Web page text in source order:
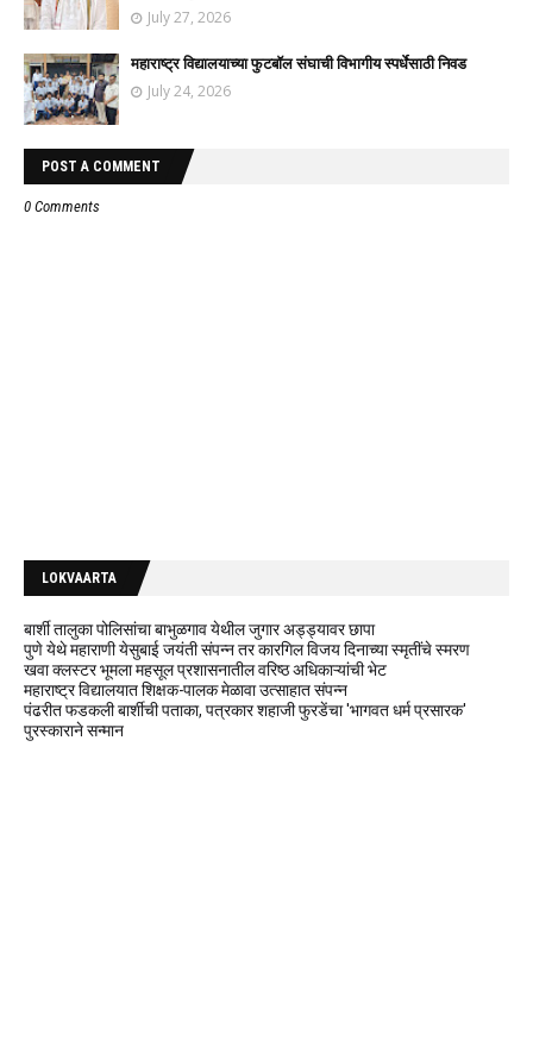
July 27, 2026
महाराष्ट्र विद्यालयाच्या फुटबॉल संघाची विभागीय स्पर्धेसाठी निवड
July 24, 2026
POST A COMMENT
0 Comments
LOKVAARTA
बार्शी तालुका पोलिसांचा बाभुळगाव येथील जुगार अड्ड्यावर छापा
पुणे येथे महाराणी येसुबाई जयंती संपन्न तर कारगिल विजय दिनाच्या स्मृतींचे स्मरण
खवा क्लस्टर भूमला महसूल प्रशासनातील वरिष्ठ अधिकाऱ्यांची भेट
महाराष्ट्र विद्यालयात शिक्षक-पालक मेळावा उत्साहात संपन्न
पंढरीत फडकली बार्शीची पताका, पत्रकार शहाजी फुरडेंचा 'भागवत धर्म प्रसारक'
पुरस्काराने सन्मान